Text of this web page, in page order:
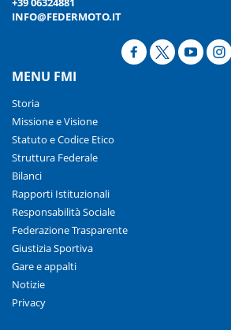
INFO@FEDERMOTO.IT
MENU FMI
Storia
Missione e Visione
Statuto e Codice Etico
Struttura Federale
Bilanci
Rapporti Istituzionali
Responsabilità Sociale
Federazione Trasparente
Giustizia Sportiva
Gare e appalti
Notizie
Privacy